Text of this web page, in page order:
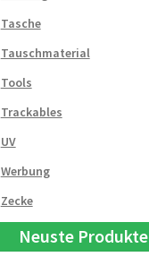
Tasche
Tauschmaterial
Tools
Trackables
UV
Werbung
Zecke
Neuste Produkte